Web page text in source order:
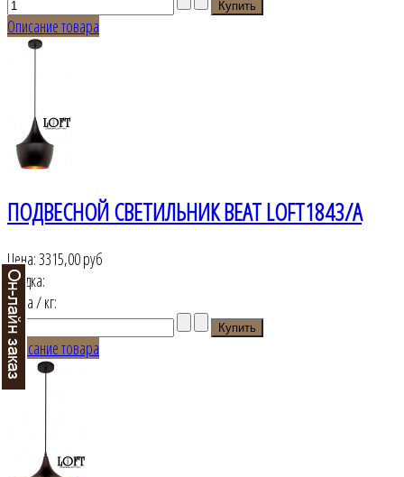
Описание товара
ПОДВЕСНОЙ СВЕТИЛЬНИК BEAT LOFT1843/A
Цена:3315,00 руб
Скидка:
Цена / кг:
Описание товара